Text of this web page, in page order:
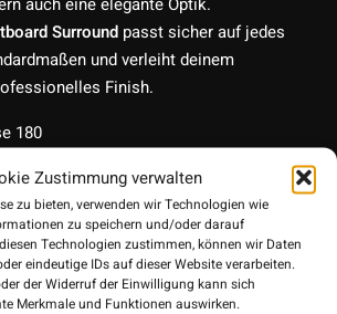
Zustimmung verwalten
zu bieten, verwenden wir Technologien wie
zu speichern und/oder darauf
Technologien zustimmen, können wir Daten
eindeutige IDs auf dieser Website verarbeiten.
der Widerruf der Einwilligung kann sich
Merkmale und Funktionen auswirken.
Surround passt sicher auf jedes
und verleiht deinem
Finish.
180